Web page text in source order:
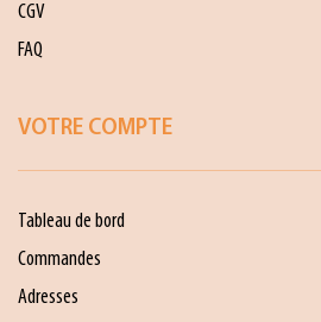
CGV
FAQ
VOTRE COMPTE
Tableau de bord
Commandes
Adresses